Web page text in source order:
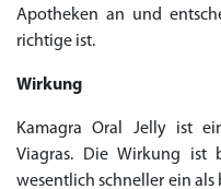
Apotheken an und
richtige ist.
Wirkung
Kamagra Oral Jelly ist
Viagras. Die Wirkung ist
wesentlich schneller ein